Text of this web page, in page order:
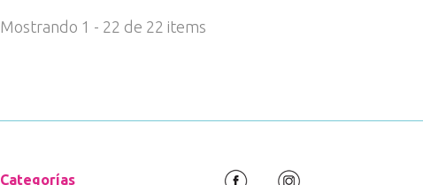
Mostrando 1 - 22 de 22 items
Categorías